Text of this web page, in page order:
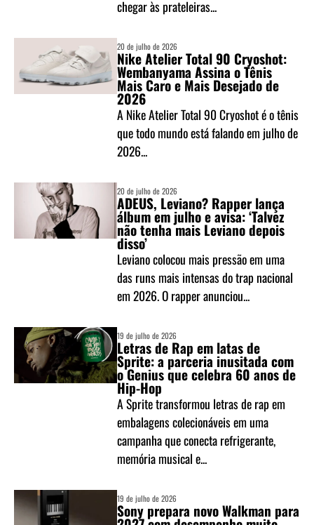
chegar às prateleiras...
20 de julho de 2026
Nike Atelier Total 90 Cryoshot:
Wembanyama Assina o Tênis
Mais Caro e Mais Desejado de
2026
A Nike Atelier Total 90 Cryoshot é o tênis
que todo mundo está falando em julho de
2026...
20 de julho de 2026
ADEUS, Leviano? Rapper lança
álbum em julho e avisa: ‘Talvez
não tenha mais Leviano depois
disso’
Leviano colocou mais pressão em uma
das runs mais intensas do trap nacional
em 2026. O rapper anunciou...
19 de julho de 2026
Letras de Rap em latas de
Sprite: a parceria inusitada com
o Genius que celebra 60 anos de
Hip-Hop
A Sprite transformou letras de rap em
embalagens colecionáveis em uma
campanha que conecta refrigerante,
memória musical e...
19 de julho de 2026
Sony prepara novo Walkman para